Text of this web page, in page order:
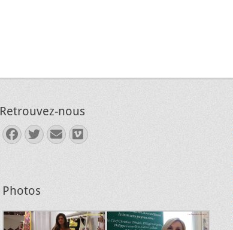
Retrouvez-nous
Facebook
Twitter
E-
mail
Vimeo
Photos